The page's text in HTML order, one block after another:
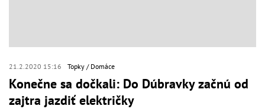
21.2.2020 15:16 Topky Domáce
Konečne sa dočkali: Do Dúbravky začnú od
zajtra jazdiť električky